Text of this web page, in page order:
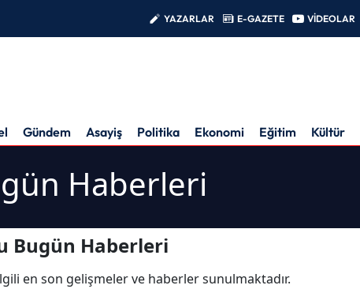
YAZARLAR E-GAZETE VİDEOLAR
Gündem Asayiş Politika Ekonomi Eğitim Kültür
Haberleri
Bugün Haberleri
en son gelişmeler ve haberler sunulmaktadır.